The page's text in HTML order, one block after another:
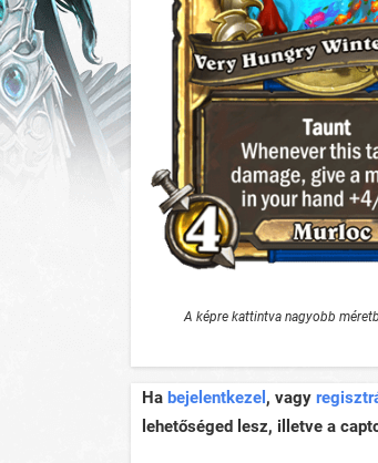
A képre kattintva nagyobb
Ha bejelentkezel , vagy
lehetőséged lesz, illetve a